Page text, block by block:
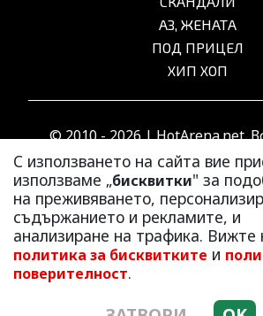
С използването на сайта вие
използваме „бисквитки" за
на преживяването,
съдържанието и рекламите, и
анализиране на трафика. Вижте
политика за бисквитките и
поверителност.
АЗ, ЖЕНАТА
ПОД ПРИЦЕЛ
ХИП ХОП
© 2010 - 2026 | HotArena.net.
запазени.
РЕКЛАМА
КОНТАКТИ
ОБЩИ УСЛОВИЯ
ПОЛИТИКА ЗА
ПОЛИТИКА ЗА